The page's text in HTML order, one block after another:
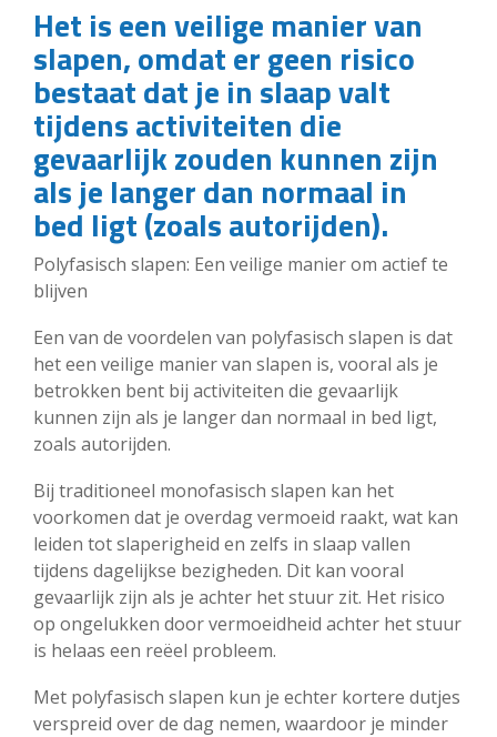
Het is een veilige manier van
slapen, omdat er geen risico
bestaat dat je in slaap valt
tijdens activiteiten die
gevaarlijk zouden kunnen zijn
als je langer dan normaal in
bed ligt (zoals autorijden).
Polyfasisch slapen: Een veilige manier om actief te
blijven
Een van de voordelen van polyfasisch slapen is dat
het een veilige manier van slapen is, vooral als je
betrokken bent bij activiteiten die gevaarlijk
kunnen zijn als je langer dan normaal in bed ligt,
zoals autorijden.
Bij traditioneel monofasisch slapen kan het
voorkomen dat je overdag vermoeid raakt, wat kan
leiden tot slaperigheid en zelfs in slaap vallen
tijdens dagelijkse bezigheden. Dit kan vooral
gevaarlijk zijn als je achter het stuur zit. Het risico
op ongelukken door vermoeidheid achter het stuur
is helaas een reëel probleem.
Met polyfasisch slapen kun je echter kortere dutjes
verspreid over de dag nemen, waardoor je minder